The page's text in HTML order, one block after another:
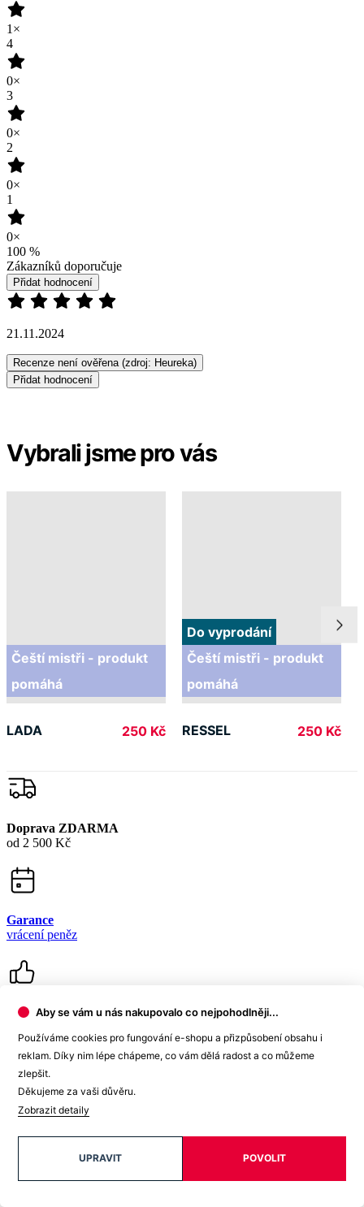
1×
4
0×
3
0×
2
0×
1
0×
100 %
Zákazníků doporučuje
Přidat hodnocení
21.11.2024
Recenze není ověřena (zdroj: Heureka)
Přidat hodnocení
Vybrali jsme pro vás
Čeští mistři - produkt
pomáhá
LADA 250 Kč
Do vyprodání
Čeští mistři - produkt
pomáhá
RESSEL 250 Kč
Doprava ZDARMA
od 2 500 Kč
Garance
vrácení peněz
99% spokojenost
15 500+
pozitivních recenzí
Aby se vám u nás nakupovalo co nejpohodlněji...
Používáme cookies pro fungování e-shopu a přizpůsobení obsahu i
reklam. Díky nim lépe chápeme, co vám dělá radost a co můžeme
zlepšit.
Děkujeme za vaši důvěru.
Zobrazit detaily
POVOLIT
UPRAVIT